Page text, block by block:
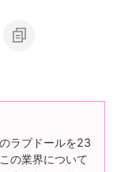
ラブドールを23
の業界について